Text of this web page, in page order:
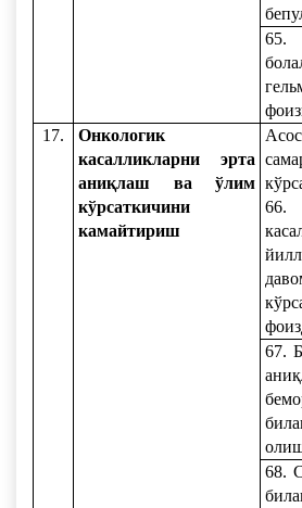
17.
Онкологик
касалликларни эрта
аниқлаш ва ўлим
кўрсаткичини
камайтириш
66.
67.
68.